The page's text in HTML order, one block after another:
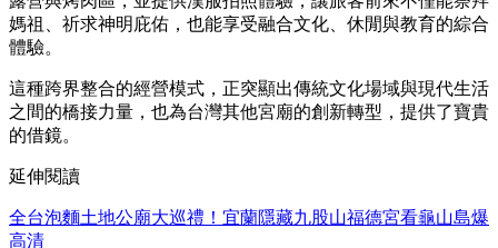
媽祖、祈求神明庇佑，也能享受融合文化、休閒與教育的綜合
體驗。
這種跨界整合的經營模式，正突顯出傳統文化場域與現代生活
之間的橋接力量，也為台灣其他宮廟的創新轉型，提供了寶貴
的借鏡。
延伸閱讀
全台泡麵土地公廟大巡禮！宜蘭隱藏九股山福德宮看龜山島爆
高清